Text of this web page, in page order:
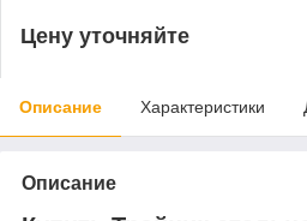
Цену уточняйте
Описание Характеристики
Описание